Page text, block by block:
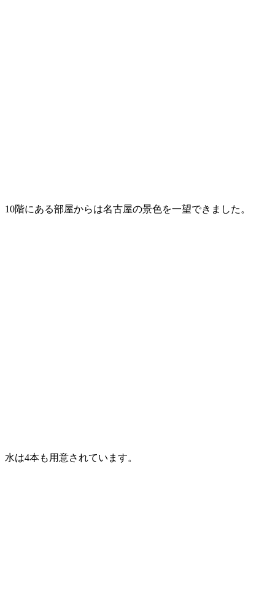
10階にある部屋からは名古屋の景色を一望できました。
水は4本も用意されています。